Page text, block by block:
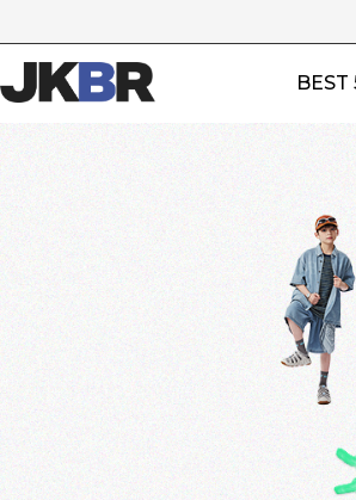
BEST